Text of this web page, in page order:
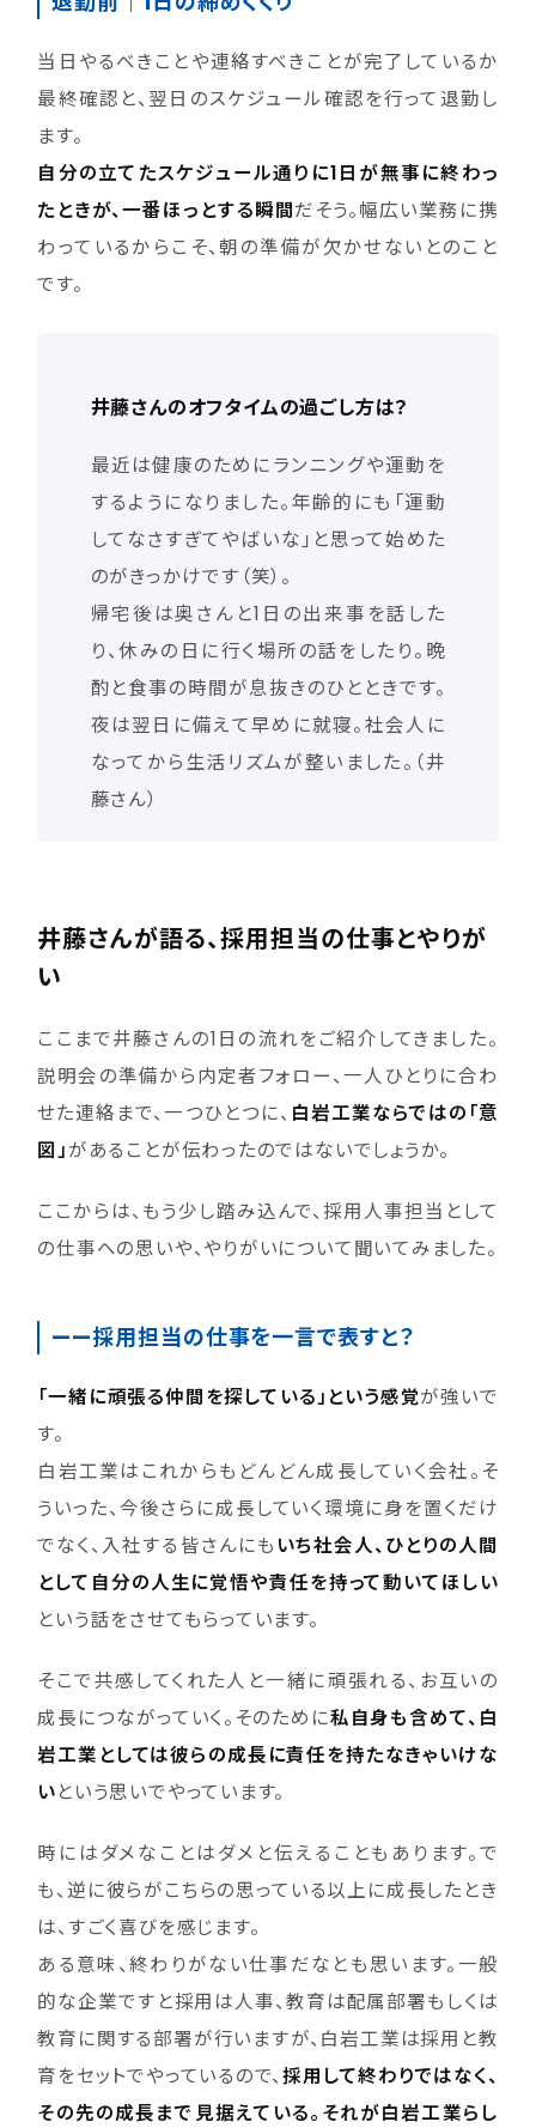
当日やるべきことや連絡すべきことが完了しているか
最終確認と、翌日のスケジュール確認を行って退勤し
ます。
自分の立てたスケジュール通りに1日が無事に終わっ
たときが、一番ほっとする瞬間だそう。幅広い業務に携
わっているからこそ、朝の準備が欠かせないとのこと
です。
井藤さんのオフタイムの過ごし方は？
最近は健康のためにランニングや運動を
するようになりました。年齢的にも「運動
してなさすぎてやばいな」と思って始めた
のがきっかけです（笑）。
帰宅後は奥さんと1日の出来事を話した
り、休みの日に行く場所の話をしたり。晩
酌と食事の時間が息抜きのひとときです。
夜は翌日に備えて早めに就寝。社会人に
なってから生活リズムが整いました。（井
藤さん）
井藤さんが語る、採用担当の仕事とやりが
い
ここまで井藤さんの1日の流れをご紹介してきました。
説明会の準備から内定者フォロー、一人ひとりに合わ
せた連絡まで、一つひとつに、 白岩工業ならではの「意
図」があることが伝わったのではないでしょうか。
ここからは、もう少し踏み込んで、採用人事担当として
の仕事への思いや、やりがいについて聞いてみました。
——採用担当の仕事を一言で表すと？
「一緒に頑張る仲間を探している」という感覚が強いで
す。
白岩工業はこれからもどんどん成長していく会社。そ
ういった、今後さらに成長していく環境に身を置くだけ
でなく、入社する皆さんにも いち社会人、ひとりの人間
として自分の人生に覚悟や責任を持って動いてほしい
という話をさせてもらっています。
そこで共感してくれた人と一緒に頑張れる、お互いの
成長につながっていく。そのために私自身も含めて、白
岩工業としては彼らの成長に責任を持たなきゃいけな
いという思いでやっています。
時にはダメなことはダメと伝えることもあります。で
も、逆に彼らがこちらの思っている以上に成長したとき
は、すごく喜びを感じます。
ある意味、終わりがない仕事だなとも思います。一般
的な企業ですと採用は人事、教育は配属部署もしくは
教育に関する部署が行いますが、白岩工業は採用と教
育をセットでやっているので、採用して終わりではなく、
その先の成長まで見据えている。それが白岩工業らし